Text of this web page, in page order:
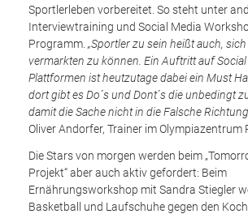
Sportlerleben vorbereitet. So steht unter
Interviewtraining und Social Media
Programm. „Sportler zu sein heißt auch,
vermarkten zu können. Ein Auftritt auf
Plattformen ist heutzutage dabei ein Must
dort gibt es Do´s und Dont´s die unbedingt
damit die Sache nicht in die Falsche Richtung
Oliver Andorfer, Trainer im Olympiazentrum
Die Stars von morgen werden beim
Projekt“ aber auch aktiv gefordert: Beim
Ernährungsworkshop mit Sandra Stiegler
Basketball und Laufschuhe gegen den